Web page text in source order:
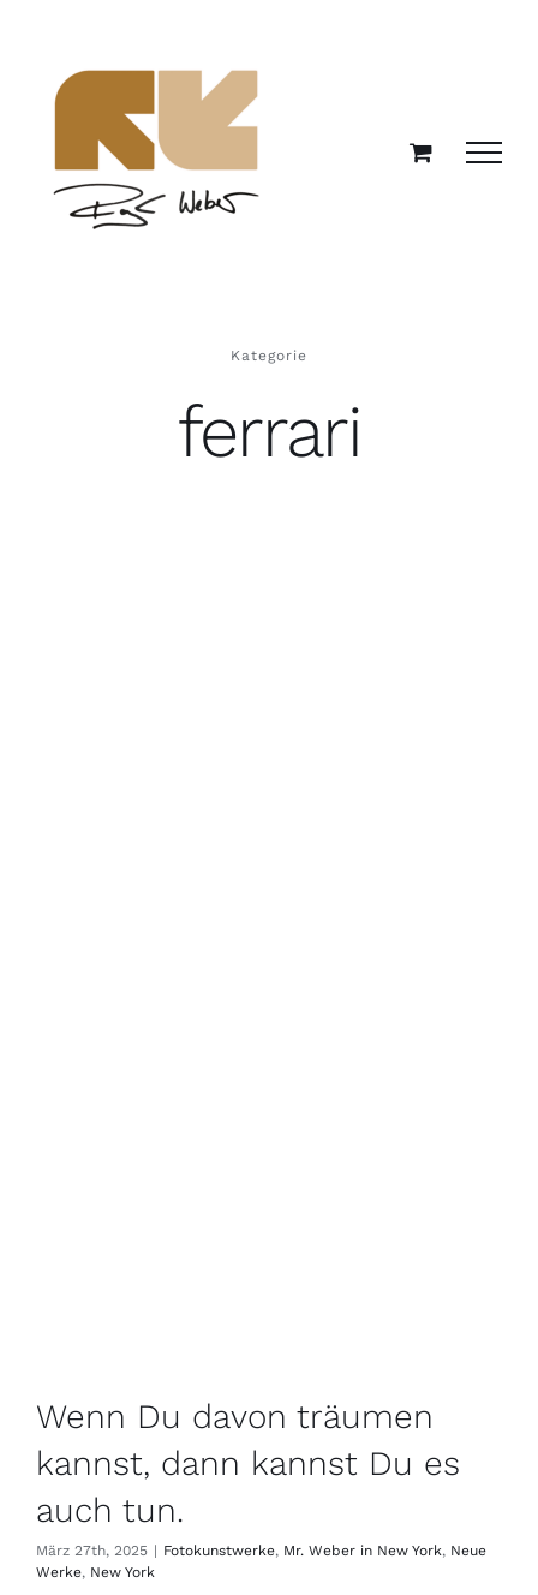
springen
Kategorie
ferrari
Wenn Du davon träumen
kannst, dann kannst Du es
auch tun.
März 27th, 2025 | Fotokunstwerke, Mr. Weber in New York, Neue
Werke, New York